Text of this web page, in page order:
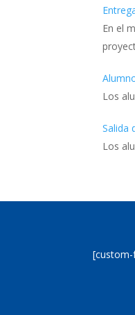
En el
Los
Salida
Los